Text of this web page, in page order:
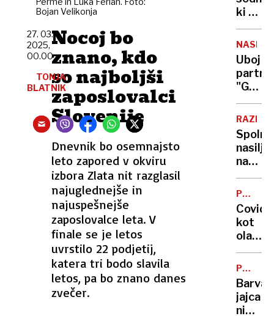
Bojan Velikonja
Nocoj bo
znano, kdo
so najboljši
zaposlovalci
Slovenije
Dnevnik bo osemnajsto
leto zapored v okviru
izbora Zlata nit razglasil
najuglednejše in
najuspešnejše
zaposlovalce leta. V
finale se je letos
uvrstilo 22 podjetij,
katera tri bodo slavila
letos, pa bo znano danes
zvečer.
27. 03.
2025,
00.00
TONJA
BLATNIK
vedeti
o
o
ki ni
Iva
Sumijo
ga
s
NASILJE
Uboj
"Grozil
je,
da
mi
bo
izrezal
iz
Spolno
nasilje
nad
otroki:
Vse
več
zlorab
v
kje
jih je
ZLORAB
Covid
kot
pri
zlorab
KOTIČEK
Barva
jajca
ni